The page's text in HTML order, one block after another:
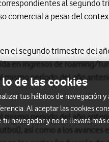
al segundo
comercial a pesar del
el segundo trimestre del
en ingresos de roaming/
mismo período del año
mismo periodo del año
así como a los avances
lo de las cookies
tus hábitos de navegación
Al aceptar las cookies
navegador y no te llevará más